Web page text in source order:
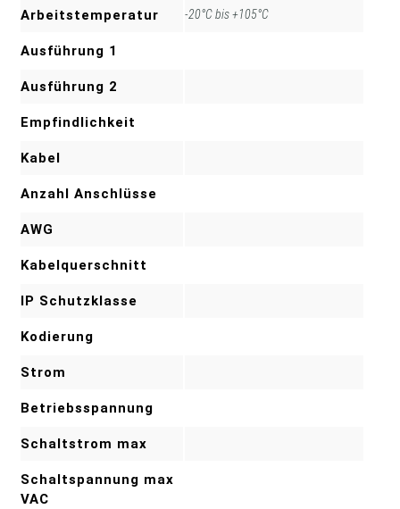
Arbeitstemperatur -20°C bis +105°C
Ausführung 1
Ausführung 2
Empfindlichkeit
Kabel
Anzahl Anschlüsse
AWG
Kabelquerschnitt
IP Schutzklasse
Kodierung
Strom
Betriebsspannung
Schaltstrom max
Schaltspannung max
VAC